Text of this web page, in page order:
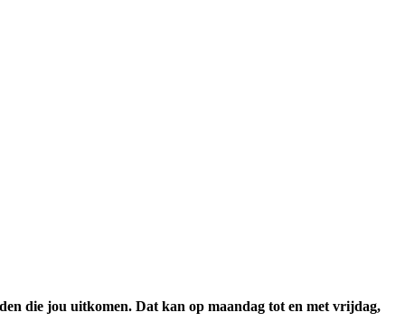
die jou uitkomen. Dat kan op maandag tot en met vrijdag,